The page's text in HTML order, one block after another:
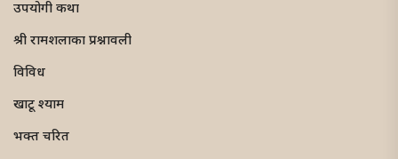
उपयोगी कथा
श्री रामशलाका प्रश्नावली
विविध
खाटू श्याम
भक्त चरित